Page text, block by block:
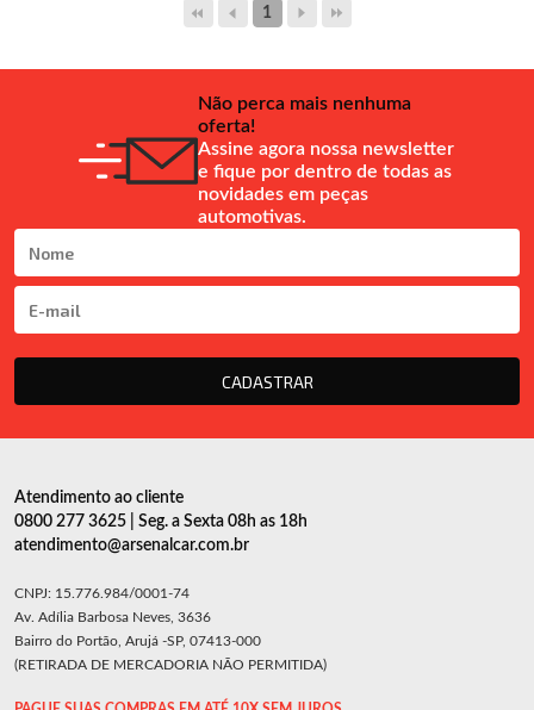
1
Não perca mais nenhuma
oferta!
Assine agora nossa newsletter
e fique por dentro de todas as
novidades em peças
automotivas.
CADASTRAR
Atendimento ao cliente
0800 277 3625 | Seg. a Sexta 08h as 18h
atendimento@arsenalcar.com.br
CNPJ: 15.776.984/0001-74
Av. Adília Barbosa Neves, 3636
Bairro do Portão, Arujá -SP, 07413-000
(RETIRADA DE MERCADORIA NÃO PERMITIDA)